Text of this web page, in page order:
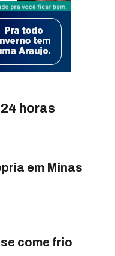
horas
em Minas
come frio